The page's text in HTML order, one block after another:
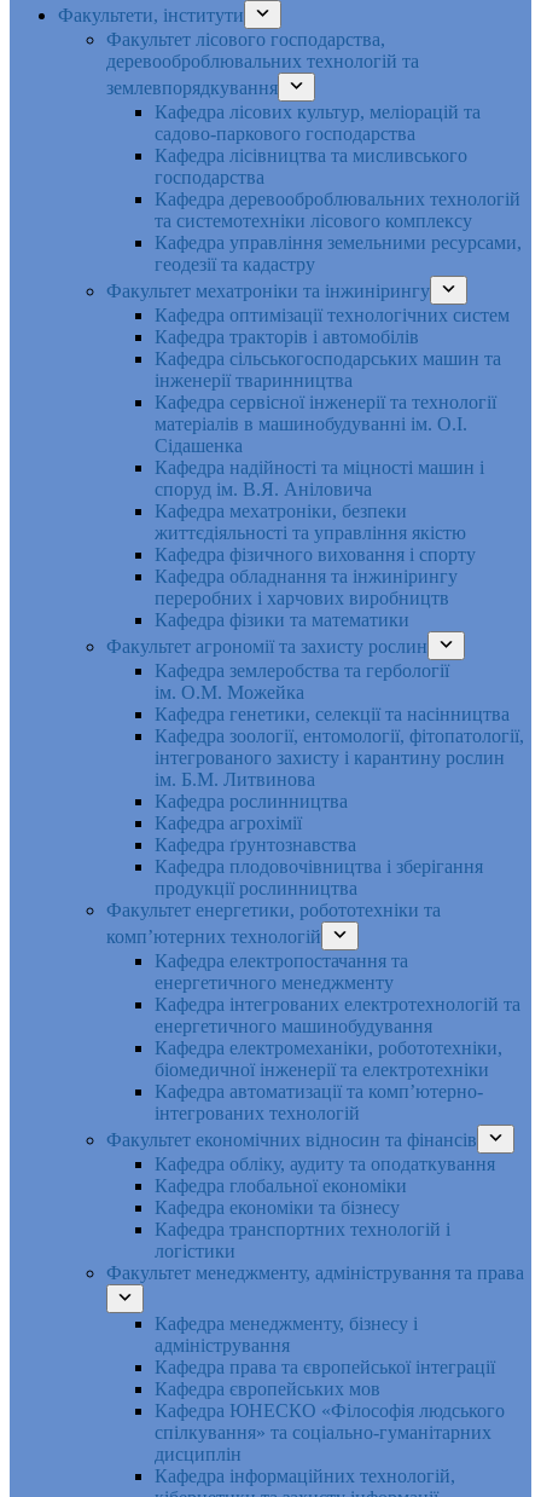
Факультети, інститути
Факультет лісового господарства,
деревооброблювальних технологій та
землевпорядкування
Кафедра лісових культур, меліорацій та
садово-паркового господарства
Кафедра лісівництва та мисливського
господарства
Кафедра деревооброблювальних технологій
та системотехніки лісового комплексу
Кафедра управління земельними ресурсами,
геодезії та кадастру
Факультет мехатроніки та інжинірингу
Кафедра оптимізації технологічних систем
Кафедра тракторів і автомобілів
Кафедра сільськогосподарських машин та
інженерії тваринництва
Кафедра cервісної інженерії та технології
матеріалів в машинобудуванні ім. О.І.
Сідашенка
Кафедра надійності та міцності машин і
споруд ім. В.Я. Аніловича
Кафедра мехатроніки, безпеки
життєдіяльності та управління якістю
Кафедра фізичного виховання і спорту
Кафедра обладнання та інжинірингу
переробних і харчових виробництв
Кафедра фізики та математики
Факультет агрономії та захисту рослин
Кафедра землеробства та гербології
ім. О.М. Можейка
Кафедра генетики, селекції та насінництва
Кафедра зоології, ентомології, фітопатології,
інтегрованого захисту і карантину рослин
ім. Б.М. Литвинова
Кафедра рослинництва
Кафедра агрохімії
Кафедра ґрунтознавства
Кафедра плодовочівництва і зберігання
продукції рослинництва
Факультет енергетики, робототехніки та
комп’ютерних технологій
Кафедра електропостачання та
енергетичного менеджменту
Кафедра інтегрованих електротехнологій та
енергетичного машинобудування
Кафедра електромеханіки, робототехніки,
біомедичної інженерії та електротехніки
Кафедра автоматизації та комп’ютерно-
інтегрованих технологій
Факультет економічних відносин та фінансів
Кафедра обліку, аудиту та оподаткування
Кафедра глобальної економіки
Кафедра економіки та бізнесу
Кафедра транспортних технологій і
логістики
Факультет менеджменту, адміністрування та права
Кафедра менеджменту, бізнесу і
адміністрування
Кафедра права та європейської інтеграції
Кафедра європейських мов
Кафедра ЮНЕСКО «Філософія людського
спілкування» та соціально-гуманітарних
дисциплін
Кафедра інформаційних технологій,